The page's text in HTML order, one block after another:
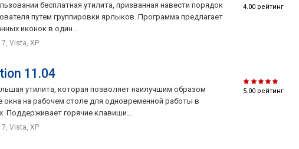
4.00 рейтинг
бесплатная утилита, призванная навести порядок
путем группировки ярлыков. Программа предлагает
иконок в один...
Vista, XP
5.00 рейтинг
11.04
утилита, которая позволяет наилучшим образом
на рабочем столе для одновременной работы в
Поддерживает горячие клавиши...
Vista, XP